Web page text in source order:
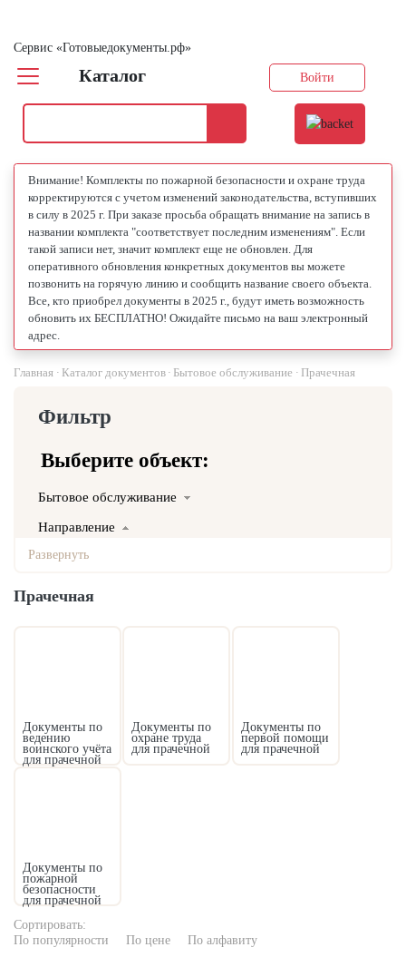
Сервис «Готовыедокументы.рф»
Каталог Войти
Внимание! Комплекты по пожарной безопасности и охране труда
корректируются с учетом изменений законодательства, вступивших
в силу в 2025 г. При заказе просьба обращать внимание на запись в
названии комплекта "соответствует последним изменениям". Если
такой записи нет, значит комплект еще не обновлен. Для
оперативного обновления конкретных документов вы можете
позвонить на горячую линию и сообщить название своего объекта.
Все, кто приобрел документы в 2025 г., будут иметь возможность
обновить их БЕСПЛАТНО! Ожидайте письмо на ваш электронный
адрес.
Главная Каталог документов Бытовое обслуживание Прачечная
Фильтр
Выберите объект:
Бытовое обслуживание
Направление
Пожарная безопасность
Первая помощь
Комплекты приказов
Декларации
Методички
Перечни
Прачечная
Документы по
ведению
воинского учёта
для прачечной
Документы по
охране труда
для прачечной
Документы по
первой помощи
для прачечной
Документы по
пожарной
безопасности
для прачечной
Сортировать:
По популярности
По цене По алфавиту